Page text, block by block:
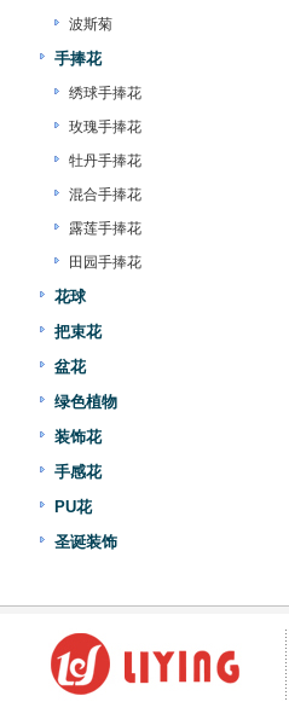
波斯菊
手捧花
绣球手捧花
玫瑰手捧花
牡丹手捧花
混合手捧花
露莲手捧花
田园手捧花
花球
把束花
盆花
绿色植物
装饰花
手感花
PU花
圣诞装饰